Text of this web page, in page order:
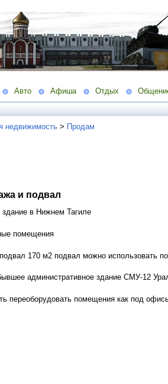
Авто Афиша Отдых
недвижимость > Продам
и подвал
в Нижнем Тагиле
помещения
170 м2 подвал можно использовать
административное здание СМУ-12
переоборудовать помещения как под